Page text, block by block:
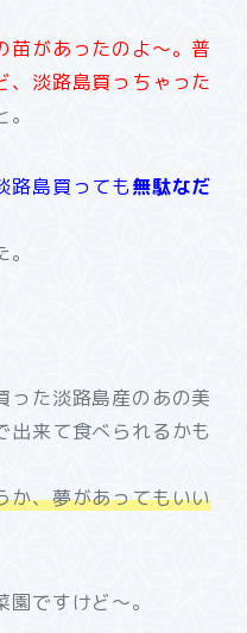
苗があったのよ～。普
、淡路島買っちゃった
路島買っても無駄なだ
った淡路島産のあの美
出来て食べられるかも
か、夢があってもいい
ですけど～。